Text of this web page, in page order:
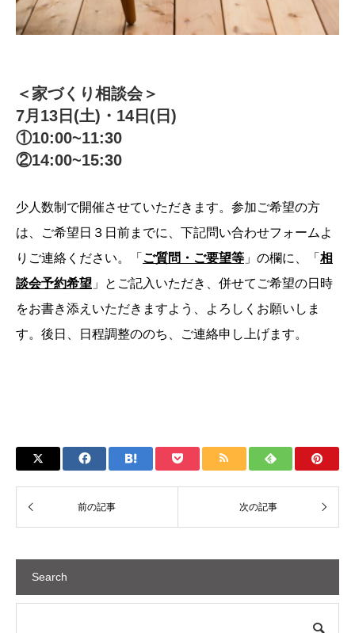
＜家づくり相談会＞
7月13日(土)・14日(日)
①10:00~11:30
②14:00~15:30
少人数制で開催させていただきます。参加ご希望の方
は、ご希望日３日前までに、下記問い合わせフォームよ
りご連絡ください。「 ご質問・ご要望等 」の欄に、「 相
談会予約希望 」とご記入いただき、併せてご希望の日時
をお書き添えいただきますよう、よろしくお願いしま
す。後日、日程調整ののち、ご連絡申し上げます。
Search